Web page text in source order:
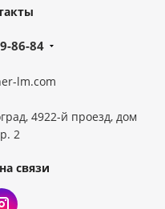
86-84
lm.com
4922-й проезд, дом
2
связи